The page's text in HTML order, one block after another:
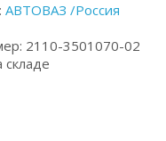
АВТОВАЗ /Россия
2110-3501070-02
складе